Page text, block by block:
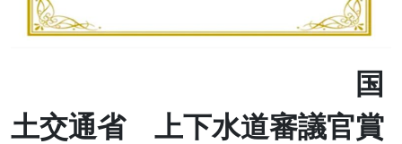
国
土交通省 上下水道審議官賞